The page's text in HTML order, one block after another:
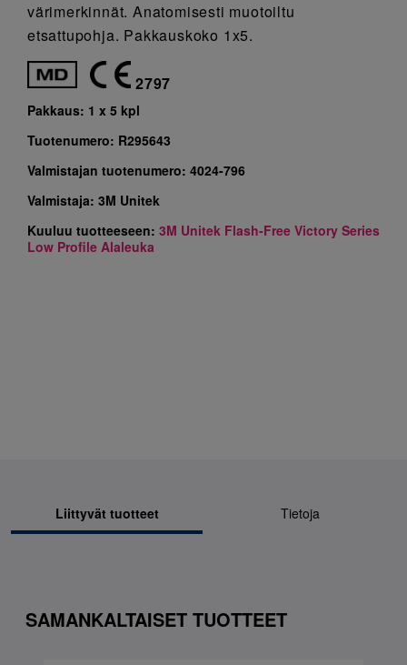
värimerkinnät. Anatomisesti muotoiltu
etsattupohja. Pakkauskoko 1x5.
2797
Pakkaus: 1 x 5 kpl
Tuotenumero: R295643
Valmistajan tuotenumero: 4024-796
Valmistaja: 3M Unitek
Kuuluu tuotteeseen: 3M Unitek Flash-Free Victory Series
Low Profile Alaleuka
Liittyvät tuotteet Tietoja
SAMANKALTAISET TUOTTEET